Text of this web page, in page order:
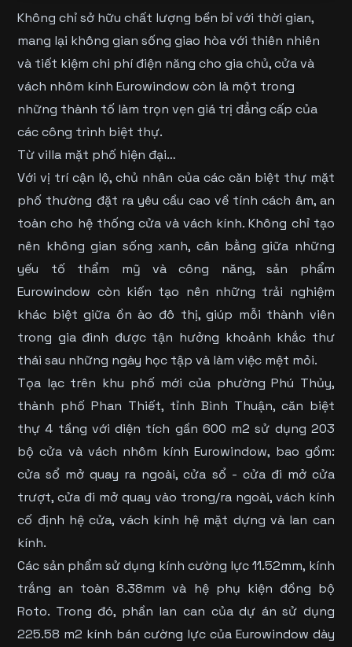
Không chỉ sở hữu chất lượng bền bỉ với thời gian,
mang lại không gian sống giao hòa với thiên nhiên
và tiết kiệm chi phí điện năng cho gia chủ, cửa và
vách nhôm kính Eurowindow còn là một trong
những thành tố làm trọn vẹn giá trị đẳng cấp của
các công trình biệt thự.
Từ villa mặt phố hiện đại…
Với vị trí cận lộ, chủ nhân của các căn biệt thự mặt
phố thường đặt ra yêu cầu cao về tính cách âm, an
toàn cho hệ thống cửa và vách kính. Không chỉ tạo
nên không gian sống xanh, cân bằng giữa những
yếu tố thẩm mỹ và công năng, sản phẩm
Eurowindow còn kiến tạo nên những trải nghiệm
khác biệt giữa ồn ào đô thị, giúp mỗi thành viên
trong gia đình được tận hưởng khoảnh khắc thư
thái sau những ngày học tập và làm việc mệt mỏi.
Tọa lạc trên khu phố mới của phường Phú Thủy,
thành phố Phan Thiết, tỉnh Bình Thuận, căn biệt
thự 4 tầng với diện tích gần 600 m2 sử dụng 203
bộ cửa và vách nhôm kính Eurowindow, bao gồm:
cửa sổ mở quay ra ngoài, cửa sổ - cửa đi mở cửa
trượt, cửa đi mở quay vào trong/ra ngoài, vách kính
cố định hệ cửa, vách kính hệ mặt dựng và lan can
kính.
Các sản phẩm sử dụng kính cường lực 11.52mm, kính
trắng an toàn 8.38mm và hệ phụ kiện đồng bộ
Roto. Trong đó, phần lan can của dự án sử dụng
225.58 m2 kính bán cường lực của Eurowindow dày